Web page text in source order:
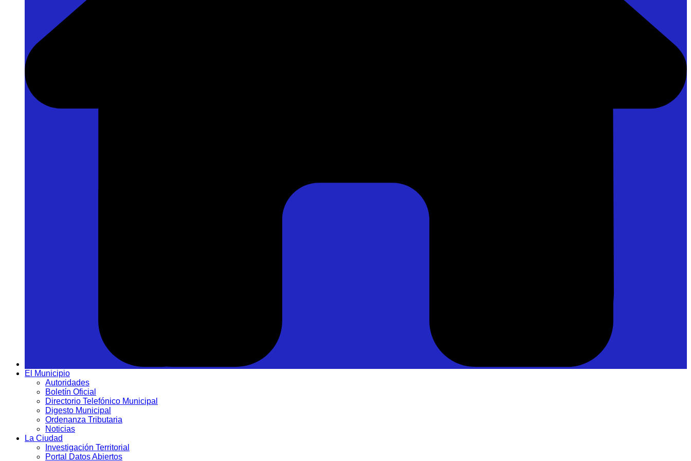
El Municipio
Autoridades
Boletín Oficial
Directorio Telefónico Municipal
Digesto Municipal
Ordenanza Tributaria
Noticias
La Ciudad
Investigación Territorial
Portal Datos Abiertos